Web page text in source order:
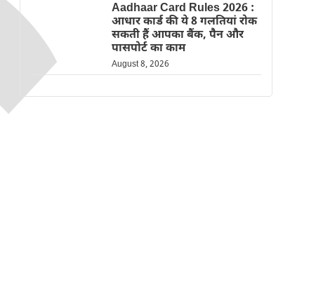
Aadhaar Card Rules 2026 :
आधार कार्ड की ये 8 गलतियां रोक
सकती हैं आपका बैंक, पैन और
पासपोर्ट का काम
August 8, 2026